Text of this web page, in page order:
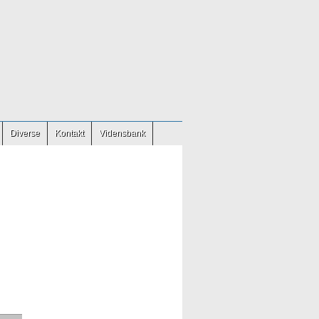
Diverse Kontakt Vidensbank